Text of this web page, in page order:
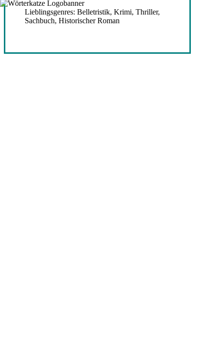
Lieblingsgenres: Belletristik, Krimi, Thriller,
Sachbuch, Historischer Roman